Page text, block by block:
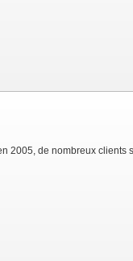
2005, de nombreux clients